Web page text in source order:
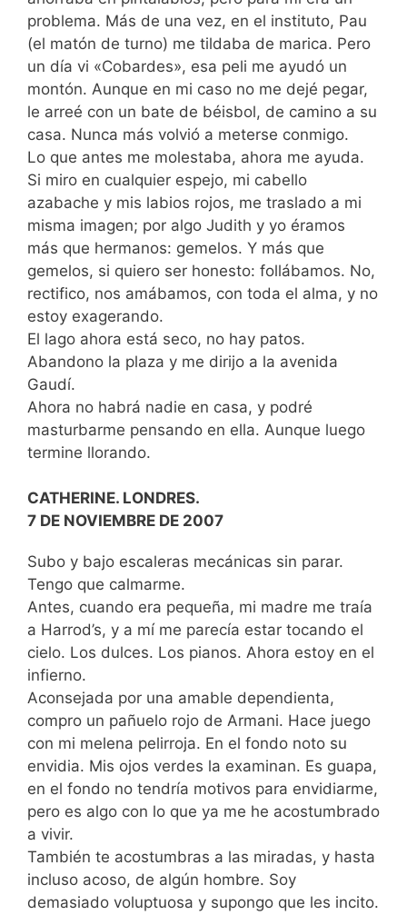
problema. Más de una vez, en el instituto, Pau
(el matón de turno) me tildaba de marica. Pero
un día vi «Cobardes», esa peli me ayudó un
montón. Aunque en mi caso no me dejé pegar,
le arreé con un bate de béisbol, de camino a su
casa. Nunca más volvió a meterse conmigo.
Lo que antes me molestaba, ahora me ayuda.
Si miro en cualquier espejo, mi cabello
azabache y mis labios rojos, me traslado a mi
misma imagen; por algo Judith y yo éramos
más que hermanos: gemelos. Y más que
gemelos, si quiero ser honesto: follábamos. No,
rectifico, nos amábamos, con toda el alma, y no
estoy exagerando.
El lago ahora está seco, no hay patos.
Abandono la plaza y me dirijo a la avenida
Gaudí.
Ahora no habrá nadie en casa, y podré
masturbarme pensando en ella. Aunque luego
termine llorando.
CATHERINE. LONDRES.
7 DE NOVIEMBRE DE 2007
Subo y bajo escaleras mecánicas sin parar.
Tengo que calmarme.
Antes, cuando era pequeña, mi madre me traía
a Harrod’s, y a mí me parecía estar tocando el
cielo. Los dulces. Los pianos. Ahora estoy en el
infierno.
Aconsejada por una amable dependienta,
compro un pañuelo rojo de Armani. Hace juego
con mi melena pelirroja. En el fondo noto su
envidia. Mis ojos verdes la examinan. Es guapa,
en el fondo no tendría motivos para envidiarme,
pero es algo con lo que ya me he acostumbrado
a vivir.
También te acostumbras a las miradas, y hasta
incluso acoso, de algún hombre. Soy
demasiado voluptuosa y supongo que les incito.